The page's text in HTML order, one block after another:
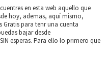
en esta web aquello que
hoy, ademas, aquí mismo,
para tenr una cuenta
bajar desde
esperas. Para ello lo primero que